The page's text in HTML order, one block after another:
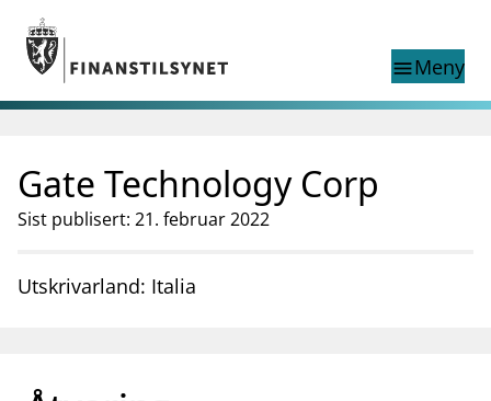
Gå til hovedinnhold
Gå til søkesiden
menuMeny
nettstedet
language
English
English
English home page
Tilsyn
Finanstilsynets registre
Gate Technology Corp
Sist publisert: 21. februar 2022
Utskrivarland: Italia